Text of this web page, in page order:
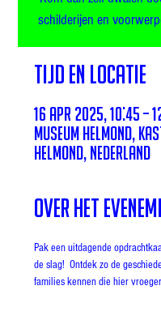
schilderijen en
Tijd en locatie
16 apr 2025, 10:45 –
Museum Helmond,
Helmond, Nederland
Over het
Pak een uitdagende
de slag!  Ontdek zo de
families kennen die hier